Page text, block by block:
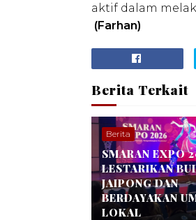
aktif dalam
(Farhan)
Berita Terkait
Berita
SMARAN EXPO
LESTARIKAN
JAIPONG DAN
BERDAYAKAN
LOKAL